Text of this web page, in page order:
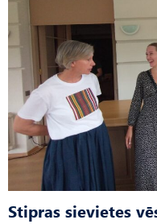
Stipras sievietes